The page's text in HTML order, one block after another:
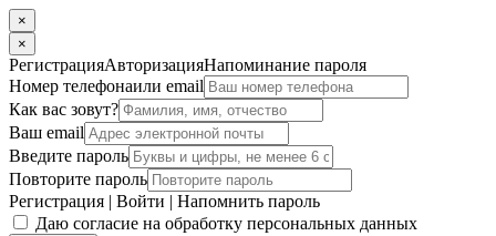
×
×
РегистрацияАвторизацияНапоминание пароля
Номер телефонаили email
Как вас зовут?
Ваш email
Введите пароль
Повторите пароль
Регистрация | Войти | Напомнить пароль
Даю согласие на обработку персональных данных